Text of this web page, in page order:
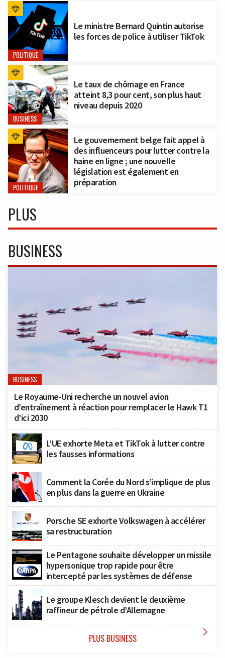
POLITIQUE
Le ministre Bernard Quintin autorise
les forces de police à utiliser TikTok
BUSINESS
Le taux de chômage en France
atteint 8,3 pour cent, son plus haut
niveau depuis 2020
POLITIQUE
Le gouvernement belge fait appel à
des influenceurs pour lutter contre la
haine en ligne ; une nouvelle
législation est également en
préparation
PLUS
BUSINESS
BUSINESS
Le Royaume-Uni recherche un nouvel avion
d’entraînement à réaction pour remplacer le Hawk T1
d’ici 2030
L’UE exhorte Meta et TikTok à lutter contre
les fausses informations
Comment la Corée du Nord s’implique de plus
en plus dans la guerre en Ukraine
Porsche SE exhorte Volkswagen à accélérer
sa restructuration
Le Pentagone souhaite développer un missile
hypersonique trop rapide pour être
intercepté par les systèmes de défense
Le groupe Klesch devient le deuxième
raffineur de pétrole d’Allemagne
PLUS BUSINESS 